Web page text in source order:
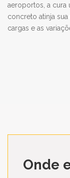
aeroportos, a cura
concreto atinja
cargas e as
Onde